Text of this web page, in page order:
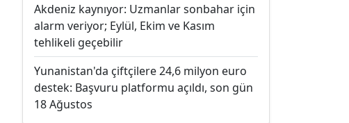
Akdeniz kaynıyor: Uzmanlar sonbahar için
alarm veriyor; Eylül, Ekim ve Kasım
tehlikeli geçebilir
Yunanistan'da çiftçilere 24,6 milyon euro
destek: Başvuru platformu açıldı, son gün
18 Ağustos